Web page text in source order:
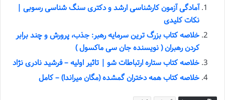
آمادگی آزمون کارشناسی ارشد و دکتری سنگ شناسی رسوبی |
نکات کلیدی
خلاصه کتاب بزرگ ترین سرمایه رهبر: جذب، پرورش و چند برابر
کردن رهبران ( نویسنده جان سی ماکسول )
خلاصه کتاب ستاره ارتباطات شو | تاثیر اولیه – فرشید نادری نژاد
خلاصه کتاب همه دختران گمشده (مگان میراندا) – کامل